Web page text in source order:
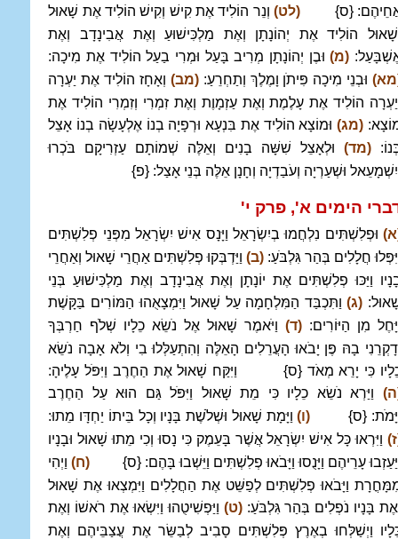
{ס}(לט) וְנֵר הוֹלִיד אֶת קִישׁ וְקִישׁ הוֹלִיד אֶת שָׁאוּל
הוֹלִיד אֶת יְהוֹנָתָן וְאֶת מַלְכִּישׁוּעַ וְאֶת אֲבִינָדָב וְאֶת
(מ) וּבֶן יְהוֹנָתָן מְרִיב בָּעַל וּמְרִי בַעַל הוֹלִיד אֶת מִיכָה:
וּבְנֵי מִיכָה פִּיתֹן וָמֶלֶךְ וְתַחְרֵעַ:(מב) וְאָחָז הוֹלִיד אֶת יַעְרָה
הוֹלִיד אֶת עָלֶמֶת וְאֶת עַזְמָוֶת וְאֶת זִמְרִי וְזִמְרִי הוֹלִיד אֶת
(מג) וּמוֹצָא הוֹלִיד אֶת בִּנְעָא וּרְפָיָה בְנוֹ אֶלְעָשָׂה בְנוֹ אָצֵל
(מד)
וּלְאָצֵל שִׁשָּׁה בָנִים וְאֵלֶּה שְׁמוֹתָם עַזְרִיקָם בֹּכְרוּ
וּשְׁעַרְיָה וְעֹבַדְיָה וְחָנָן אֵלֶּה בְּנֵי אָצַל: {פ}
הימים א', פרק י'
וּפְלִשְׁתִּים נִלְחֲמוּ בְיִשְׂרָאֵל וַיָּנָס אִישׁ יִשְׂרָאֵל מִפְּנֵי פְלִשְׁתִּים
חֲלָלִים בְּהַר גִּלְבֹּעַ:(ב) וַיַּדְבְּקוּ פְלִשְׁתִּים אַחֲרֵי שָׁאוּל וְאַחֲרֵי
וַיַּכּוּ פְלִשְׁתִּים אֶת יוֹנָתָן וְאֶת אֲבִינָדָב וְאֶת מַלְכִּישׁוּעַ בְּנֵי
(ג) וַתִּכְבַּד הַמִּלְחָמָה עַל שָׁאוּל וַיִּמְצָאֻהוּ הַמּוֹרִים בַּקָּשֶׁת
מִן הַיּוֹרִים: (ד) וַיֹּאמֶר שָׁאוּל אֶל נֹשֵׂא כֵלָיו שְׁלֹף חַרְבְּךָ
בָהּ פֶּן יָבֹאוּ הָעֲרֵלִים הָאֵלֶּה וְהִתְעַלְּלוּ בִי וְלֹא אָבָה נֹשֵׂא
כִּי יָרֵא מְאֹד {ס} וַיִּקַּח שָׁאוּל אֶת הַחֶרֶב וַיִּפֹּל עָלֶיהָ:
וַיַּרְא נֹשֵׂא כֵלָיו כִּי מֵת שָׁאוּל וַיִּפֹּל גַּם הוּא עַל הַחֶרֶב
{ס} (ו) וַיָּמָת שָׁאוּל וּשְׁלֹשֶׁת בָּנָיו וְכָל בֵּיתוֹ יַחְדָּו מֵתוּ:
וַיִּרְאוּ כָּל אִישׁ יִשְׂרָאֵל אֲשֶׁר בָּעֵמֶק כִּי נָסוּ וְכִי מֵתוּ שָׁאוּל וּבָנָיו
עָרֵיהֶם וַיָּנֻסוּ וַיָּבֹאוּ פְלִשְׁתִּים וַיֵּשְׁבוּ בָּהֶם: {ס} (ח) וַיְהִי
וַיָּבֹאוּ פְלִשְׁתִּים לְפַשֵּׁט אֶת הַחֲלָלִים וַיִּמְצְאוּ אֶת שָׁאוּל
בָּנָיו נֹפְלִים בְּהַר גִּלְבֹּעַ:(ט) וַיַּפְשִׁיטֻהוּ וַיִּשְׂאוּ אֶת רֹאשׁוֹ וְאֶת
וַיְשַׁלְּחוּ בְאֶרֶץ פְּלִשְׁתִּים סָבִיב לְבַשֵּׂר אֶת עֲצַבֵּיהֶם וְאֶת